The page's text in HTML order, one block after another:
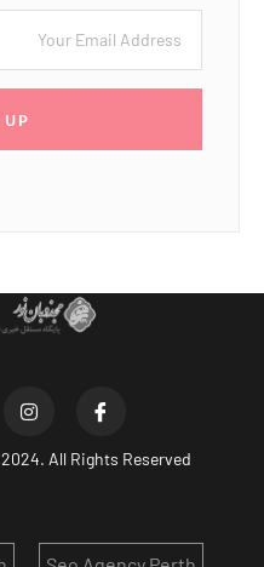
2024. All Rights Reserved